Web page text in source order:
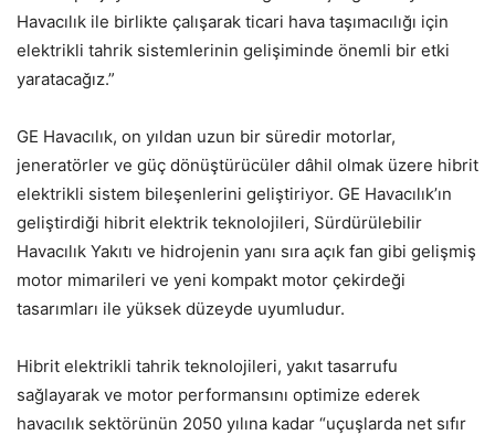
Havacılık ile birlikte çalışarak ticari hava taşımacılığı için
elektrikli tahrik sistemlerinin gelişiminde önemli bir etki
yaratacağız.”
GE Havacılık, on yıldan uzun bir süredir motorlar,
jeneratörler ve güç dönüştürücüler dâhil olmak üzere hibrit
elektrikli sistem bileşenlerini geliştiriyor. GE Havacılık’ın
geliştirdiği hibrit elektrik teknolojileri, Sürdürülebilir
Havacılık Yakıtı ve hidrojenin yanı sıra açık fan gibi gelişmiş
motor mimarileri ve yeni kompakt motor çekirdeği
tasarımları ile yüksek düzeyde uyumludur.
Hibrit elektrikli tahrik teknolojileri, yakıt tasarrufu
sağlayarak ve motor performansını optimize ederek
havacılık sektörünün 2050 yılına kadar “uçuşlarda net sıfır